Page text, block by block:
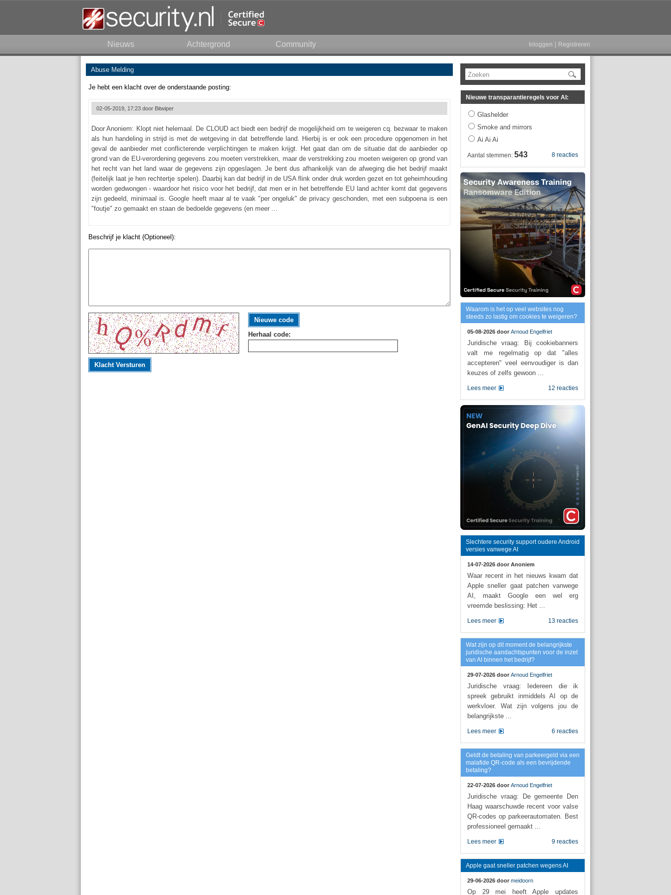
Nieuws Achtergrond Community Inloggen Registreren
Abuse Melding
Je hebt een klacht over de onderstaande posting:
02-05-2019, 17:23 door Bitwiper
Door Anoniem: Klopt niet helemaal. De CLOUD act biedt een bedrijf de mogelijkheid om te weigeren cq. bezwaar te maken
als hun handeling in strijd is met de wetgeving in dat betreffende land. Hierbij is er ook een procedure opgenomen in het
geval de aanbieder met conflicterende verplichtingen te maken krijgt. Het gaat dan om de situatie dat de aanbieder op
grond van de EU-verordening gegevens zou moeten verstrekken, maar de verstrekking zou moeten weigeren op grond van
het recht van het land waar de gegevens zijn opgeslagen. Je bent dus afhankelijk van de afweging die het bedrijf maakt
(feitelijk laat je hen rechtertje spelen). Daarbij kan dat bedrijf in de USA flink onder druk worden gezet en tot geheimhouding
worden gedwongen - waardoor het risico voor het bedrijf, dat men er in het betreffende EU land achter komt dat gegevens
zijn gedeeld, minimaal is. Google heeft maar al te vaak "per ongeluk" de privacy geschonden, met een subpoena is een
"foutje" zo gemaakt en staan de bedoelde gegevens (en meer ...
Beschrijf je klacht (Optioneel):
Nieuwe code
Herhaal code:
Klacht Versturen
Zoeken
Nieuwe transparantieregels voor AI:
Glashelder
Smoke and mirrors
Ai Ai Ai
8 reacties
Aantal stemmen: 543
Waarom is het op veel websites nog
steeds zo lastig om cookies te weigeren?
05-08-2026 door Arnoud Engelfriet
Juridische vraag: Bij cookiebanners
valt me regelmatig op dat "alles
accepteren" veel eenvoudiger is dan
keuzes of zelfs gewoon ...
12 reacties
Lees meer
Slechtere security support oudere Android
versies vanwege AI
14-07-2026 door Anoniem
Waar recent in het nieuws kwam dat
Apple sneller gaat patchen vanwege
AI, maakt Google een wel erg
vreemde beslissing: Het ...
13 reacties
Lees meer
Wat zijn op dit moment de belangrijkste
juridische aandachtspunten voor de inzet
van AI binnen het bedrijf?
29-07-2026 door Arnoud Engelfriet
Juridische vraag: Iedereen die ik
spreek gebruikt inmiddels AI op de
werkvloer. Wat zijn volgens jou de
belangrijkste ...
6 reacties
Lees meer
Geldt de betaling van parkeergeld via een
malafide QR-code als een bevrijdende
betaling?
22-07-2026 door Arnoud Engelfriet
Juridische vraag: De gemeente Den
Haag waarschuwde recent voor valse
QR-codes op parkeerautomaten. Best
professioneel gemaakt ...
9 reacties
Lees meer
Apple gaat sneller patchen wegens AI
29-06-2026 door meidoorn
Op 29 mei heeft Apple updates